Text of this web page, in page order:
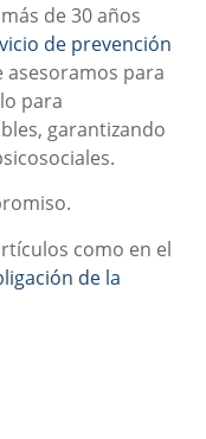
de 30 años
de prevención
asesoramos para
para
garantizando
como en el
de la